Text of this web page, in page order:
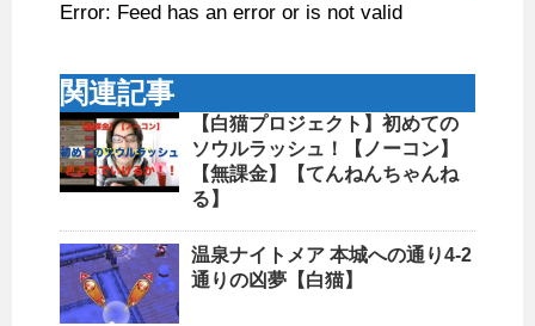
Error: Feed has an error or is not valid
関連記事
【白猫プロジェクト】初めての
ソウルラッシュ！【ノーコン】
【無課金】【てんねんちゃんね
る】
温泉ナイトメア 本城への通り4-2
通りの凶夢【白猫】